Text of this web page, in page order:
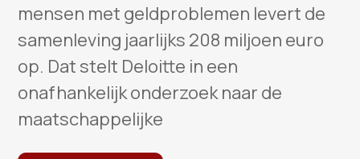
mensen met geldproblemen levert de
samenleving jaarlijks 208 miljoen euro
op. Dat stelt Deloitte in een
onafhankelijk onderzoek naar de
maatschappelijke